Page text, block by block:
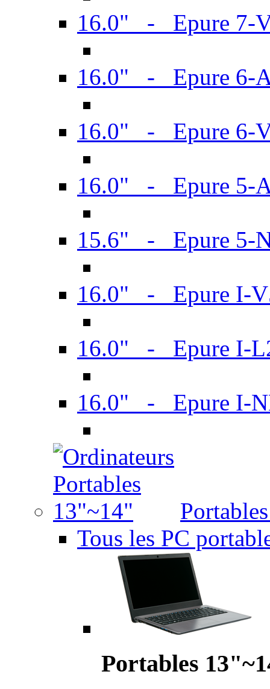
16.0" - Epure 7-
16.0" - Epure 6-
16.0" - Epure 6-
16.0" - Epure 5-
15.6" - Epure 5-
16.0" - Epure I-
16.0" - Epure I-
16.0" - Epure I-
Tous les PC
Portables